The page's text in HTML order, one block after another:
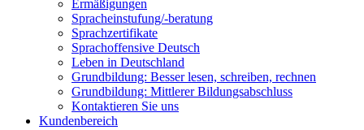
Ermäßigungen
Spracheinstufung/-beratung
Sprachzertifikate
Sprachoffensive Deutsch
Leben in Deutschland
Grundbildung: Besser lesen, schreiben, rechnen
Grundbildung: Mittlerer Bildungsabschluss
Kontaktieren Sie uns
Kundenbereich